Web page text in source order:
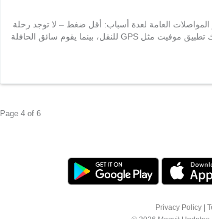
المواصلات العامة لعدة أسباب: أقل ضغط – لا توجد رحلة
متوترة كما لا حاجة بكثير من الاهتمام إلى الطرق. يرشدك تطبيق موفيت مثل GPS للنقل، بينما يقوم سائق الحافلة
Page 4 of 6
Privacy Policy